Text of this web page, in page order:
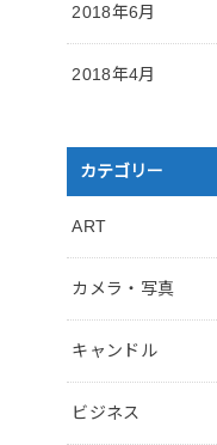
2018年6月
2018年4月
カテゴリー
ART
カメラ・写真
キャンドル
ビジネス